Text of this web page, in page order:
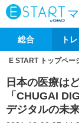
総合 ト
E START トップペー
日本の医療は
「CHUGAI
デジタルの未